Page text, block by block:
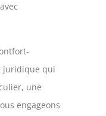
juridique qui
une
engageons